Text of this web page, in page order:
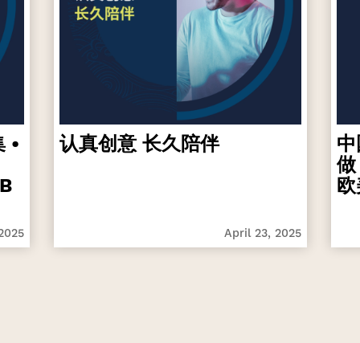
•
认真创意 长久陪伴
April 23, 2025